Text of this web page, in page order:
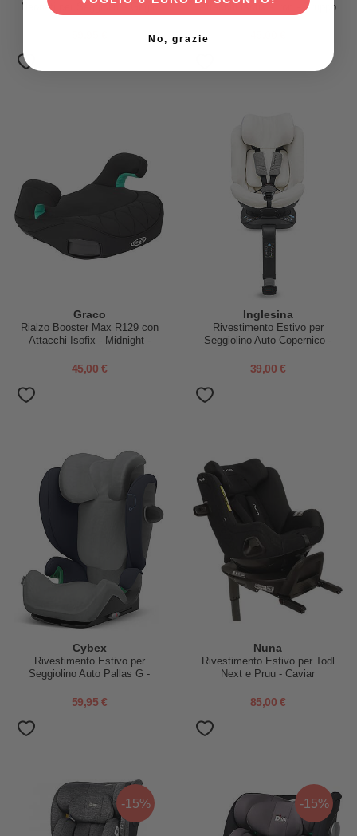
Neonati per Seggiolini - Grigio
Attacchi Isofix - Iron - Gruppo
Graco
Rialzo Booster Max R129 con
Attacchi Isofix - Midnight -
45,00 €
Inglesina
Rivestimento Estivo per
Seggiolino Auto Copernico -
39,00 €
Cybex
Rivestimento Estivo per
Seggiolino Auto Pallas G -
59,95 €
Nuna
Rivestimento Estivo per Todl
Next e Pruu - Caviar
85,00 €
-15% -15%
No, grazie